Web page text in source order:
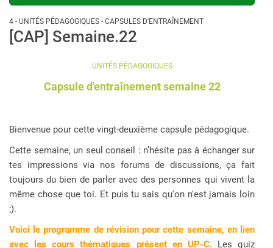
4 - UNITÉS PÉDAGOGIQUES - CAPSULES D'ENTRAÎNEMENT
[CAP] Semaine.22
UNITÉS PÉDAGOGIQUES
Capsule d'entraînement semaine 22
Bienvenue pour cette vingt-deuxième capsule pédagogique.
Cette semaine, un seul conseil : n’hésite pas à échanger sur
tes impressions via nos forums de discussions, ça fait
toujours du bien de parler avec des personnes qui vivent la
même chose que toi. Et puis tu sais qu'on n'est jamais loin
;).
Voici le programme de révision pour cette semaine, en lien
avec les cours thématiques présent en UP-C. Les quiz